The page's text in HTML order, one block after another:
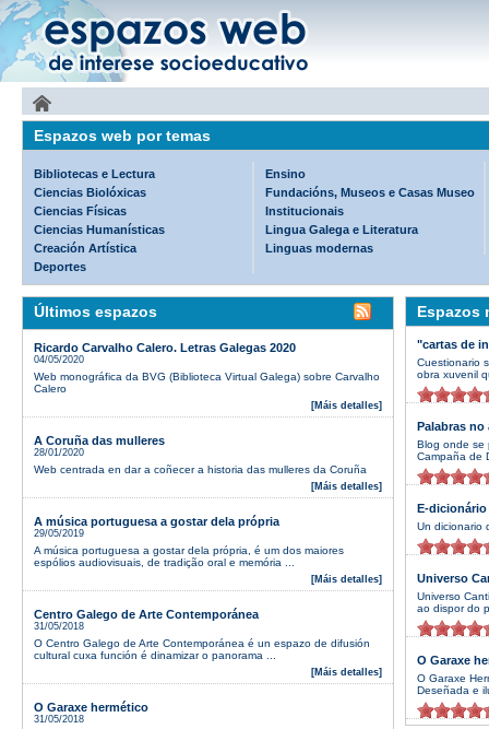
Espazos web por temas
Bibliotecas e Lectura
Ciencias Biolóxicas
Ciencias Físicas
Ciencias Humanísticas
Creación Artística
Deportes
Ensino
Fundacións, Museos e Casas Museo
Institucionais
Lingua Galega e Literatura
Linguas modernas
Últimos espazos
Ricardo Carvalho Calero. Letras Galegas 2020
04/05/2020
Web monográfica da BVG (Biblioteca Virtual Galega) sobre Carvalho
Calero
[Máis detalles]
A Coruña das mulleres
28/01/2020
Web centrada en dar a coñecer a historia das mulleres da Coruña
[Máis detalles]
A música portuguesa a gostar dela própria
29/05/2019
A música portuguesa a gostar dela própria, é um dos maiores
espólios audiovisuais, de tradição oral e memória ...
[Máis detalles]
Centro Galego de Arte Contemporánea
31/05/2018
O Centro Galego de Arte Contemporánea é un espazo de difusión
cultural cuxa función é dinamizar o panorama ...
[Máis detalles]
O Garaxe hermético
31/05/2018
Espazos
"cartas de
Cuestionario
obra xuvenil
Palabras no
Blog onde se
Campaña de
E-
Un dicionario
Universo
Universo
ao dispor do
O Garaxe
O Garaxe
Deseñada e